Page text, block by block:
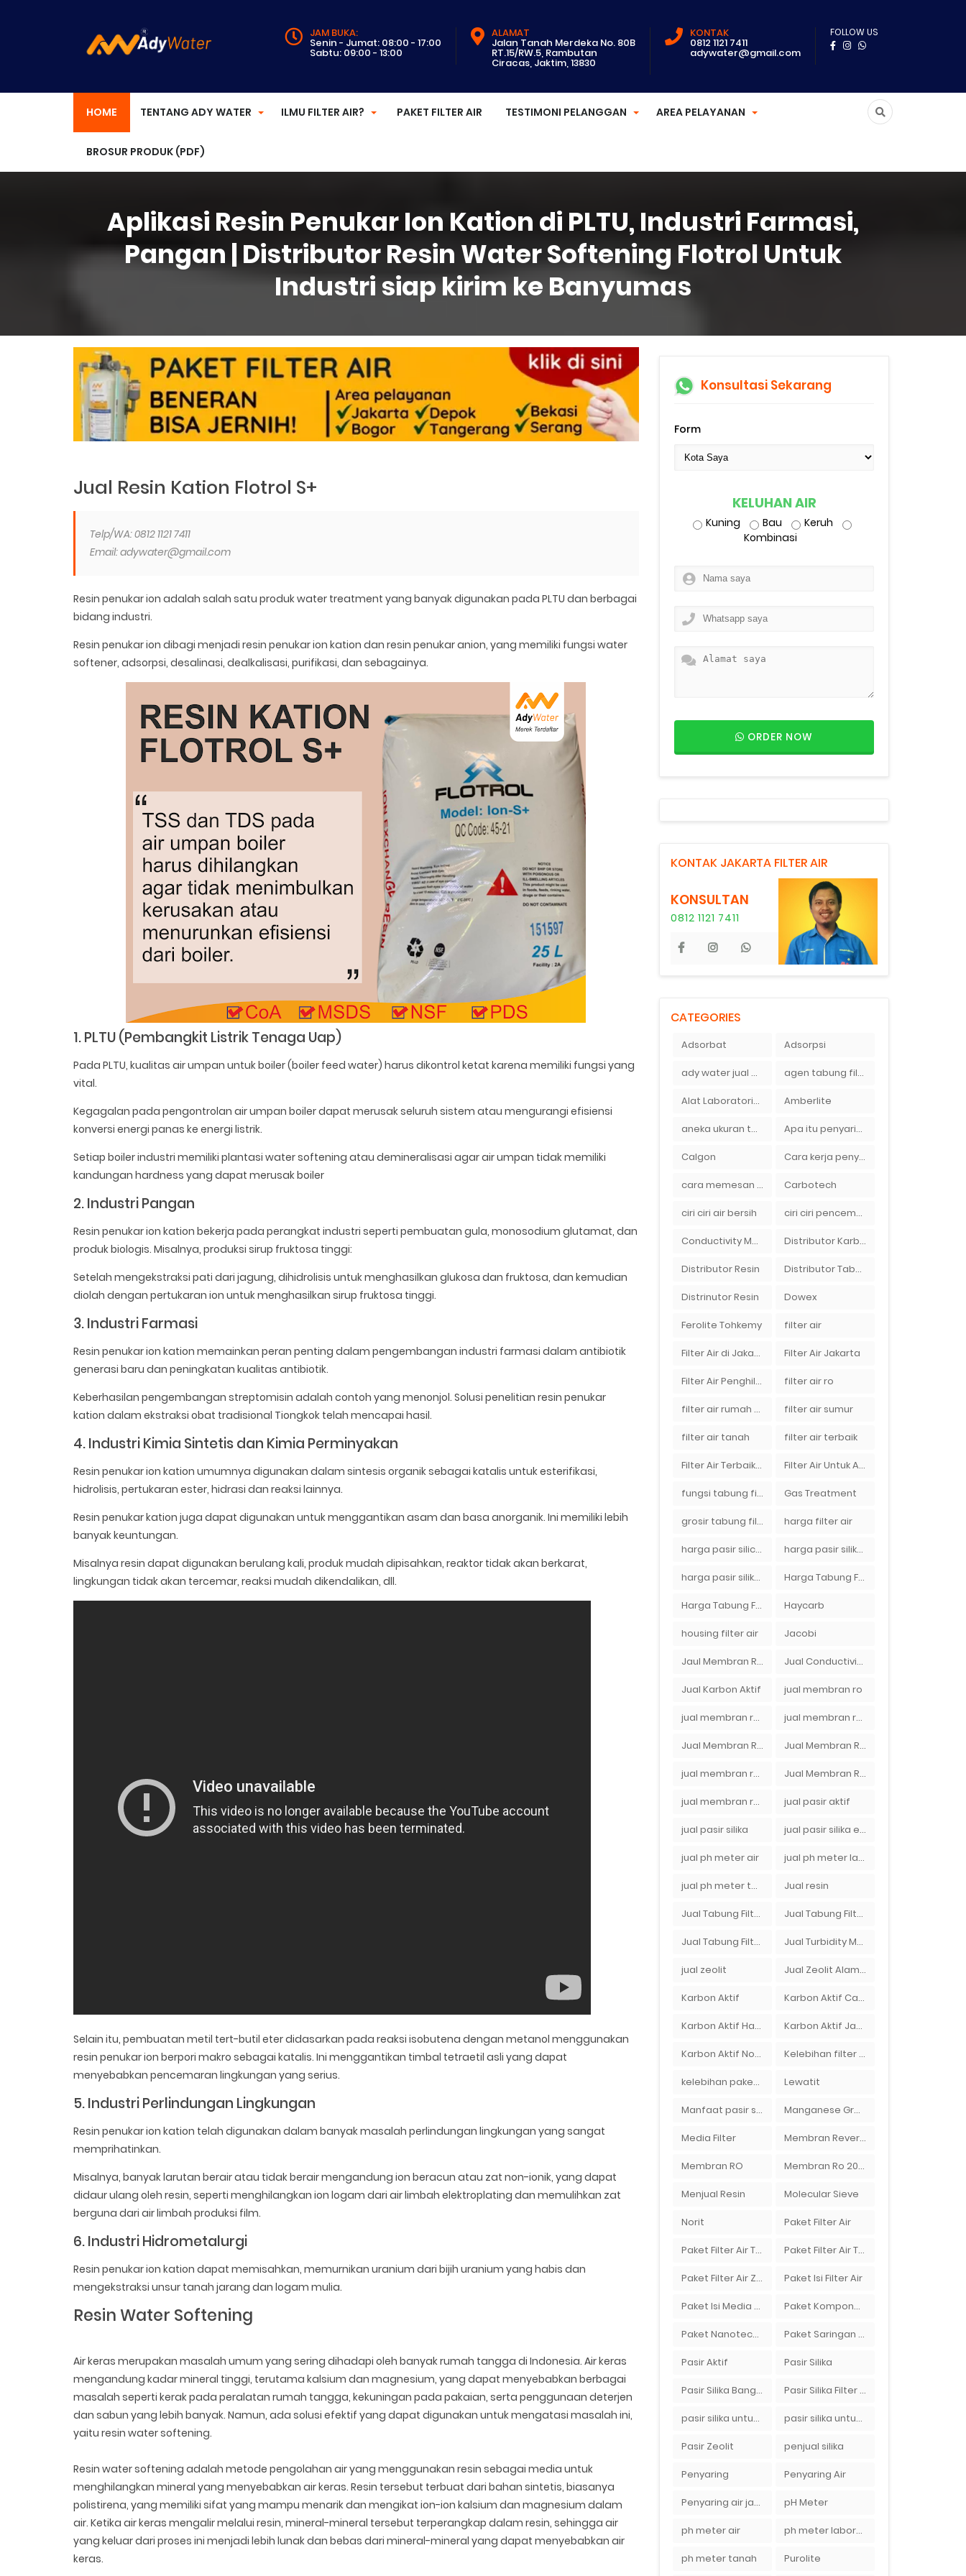
JAM BUKA:
Senin - Jumat: 08:00 - 17:00
Sabtu: 09:00 - 13:00
ALAMAT
Jalan Tanah Merdeka No. 80B
RT.15/RW.5, Rambutan
Ciracas, Jaktim, 13830
KONTAK
0812 1121 7411
adywater@gmail.com
FOLLOW US
HOME TENTANG ADY WATER ILMU FILTER AIR? PAKET FILTER AIR TESTIMONI PELANGGAN AREA PELAYANAN
BROSUR PRODUK (PDF)
Aplikasi Resin Penukar Ion Kation di PLTU, Industri Farmasi,
Pangan | Distributor Resin Water Softening Flotrol Untuk
Industri siap kirim ke Banyumas
Jual Resin Kation Flotrol S+
Telp/WA: 0812 1121 7411
Email: adywater@gmail.com
Resin penukar ion adalah salah satu produk water treatment yang banyak digunakan pada PLTU dan berbagai
bidang industri.
Resin penukar ion dibagi menjadi resin penukar ion kation dan resin penukar anion, yang memiliki fungsi water
softener, adsorpsi, desalinasi, dealkalisasi, purifikasi, dan sebagainya.
1. PLTU (Pembangkit Listrik Tenaga Uap)
Pada PLTU, kualitas air umpan untuk boiler (boiler feed water) harus dikontrol ketat karena memiliki fungsi yang
vital.
Kegagalan pada pengontrolan air umpan boiler dapat merusak seluruh sistem atau mengurangi efisiensi
konversi energi panas ke energi listrik.
Setiap boiler industri memiliki plantasi water softening atau demineralisasi agar air umpan tidak memiliki
kandungan hardness yang dapat merusak boiler
2. Industri Pangan
Resin penukar ion kation bekerja pada perangkat industri seperti pembuatan gula, monosodium glutamat, dan
produk biologis. Misalnya, produksi sirup fruktosa tinggi:
Setelah mengekstraksi pati dari jagung, dihidrolisis untuk menghasilkan glukosa dan fruktosa, dan kemudian
diolah dengan pertukaran ion untuk menghasilkan sirup fruktosa tinggi.
3. Industri Farmasi
Resin penukar ion kation memainkan peran penting dalam pengembangan industri farmasi dalam antibiotik
generasi baru dan peningkatan kualitas antibiotik.
Keberhasilan pengembangan streptomisin adalah contoh yang menonjol. Solusi penelitian resin penukar
kation dalam ekstraksi obat tradisional Tiongkok telah mencapai hasil.
4. Industri Kimia Sintetis dan Kimia Perminyakan
Resin penukar ion kation umumnya digunakan dalam sintesis organik sebagai katalis untuk esterifikasi,
hidrolisis, pertukaran ester, hidrasi dan reaksi lainnya.
Resin penukar kation juga dapat digunakan untuk menggantikan asam dan basa anorganik. Ini memiliki lebih
banyak keuntungan.
Misalnya resin dapat digunakan berulang kali, produk mudah dipisahkan, reaktor tidak akan berkarat,
lingkungan tidak akan tercemar, reaksi mudah dikendalikan, dll.
Selain itu, pembuatan metil tert-butil eter didasarkan pada reaksi isobutena dengan metanol menggunakan
resin penukar ion berpori makro sebagai katalis. Ini menggantikan timbal tetraetil asli yang dapat
menyebabkan pencemaran lingkungan yang serius.
5. Industri Perlindungan Lingkungan
Resin penukar ion kation telah digunakan dalam banyak masalah perlindungan lingkungan yang sangat
memprihatinkan.
Misalnya, banyak larutan berair atau tidak berair mengandung ion beracun atau zat non-ionik, yang dapat
didaur ulang oleh resin, seperti menghilangkan ion logam dari air limbah elektroplating dan memulihkan zat
berguna dari air limbah produksi film.
6. Industri Hidrometalurgi
Resin penukar ion kation dapat memisahkan, memurnikan uranium dari bijih uranium yang habis dan
mengekstraksi unsur tanah jarang dan logam mulia.
Resin Water Softening
Air keras merupakan masalah umum yang sering dihadapi oleh banyak rumah tangga di Indonesia. Air keras
mengandung kadar mineral tinggi, terutama kalsium dan magnesium, yang dapat menyebabkan berbagai
masalah seperti kerak pada peralatan rumah tangga, kekuningan pada pakaian, serta penggunaan deterjen
dan sabun yang lebih banyak. Namun, ada solusi efektif yang dapat digunakan untuk mengatasi masalah ini,
yaitu resin water softening.
Resin water softening adalah metode pengolahan air yang menggunakan resin sebagai media untuk
menghilangkan mineral yang menyebabkan air keras. Resin tersebut terbuat dari bahan sintetis, biasanya
polistirena, yang memiliki sifat yang mampu menarik dan mengikat ion-ion kalsium dan magnesium dalam
air. Ketika air keras mengalir melalui resin, mineral-mineral tersebut terperangkap dalam resin, sehingga air
yang keluar dari proses ini menjadi lebih lunak dan bebas dari mineral-mineral yang dapat menyebabkan air
keras.
Konsultasi Sekarang
Form
KELUHAN AIR
Kuning Bau
Keruh
Kombinasi
ORDER NOW
KONTAK JAKARTA FILTER AIR
KONSULTAN
0812 1121 7411
CATEGORIES
Adsorbat Adsorpsi
ady water jual membran ro 2000 gpd harganya sangat murah agen tabung filter air di bandung
Alat Laboratorium Amberlite
aneka ukuran tabung filter air Apa itu penyaringan air secara umum
Calgon Cara kerja penyaring air Ady Water dengan tabung FRP berisikan lapisan media filter air
cara memesan filter air Ady Wate Carbotech
ciri ciri air bersih ciri ciri pencemaran air sumur bor di rumah
Conductivity Meter Distributor Karbon Aktif
Distributor Resin Distributor Tabung Filter Air FRP1054 di Bandung
Distrinutor Resin Dowex
Ferolite Tohkemy filter air
Filter Air di Jakarta Filter Air Jakarta
Filter Air Penghilang Bau filter air ro
filter air rumah tangga filter air sumur
filter air tanah filter air terbaik
Filter Air Terbaik di Jakarta Filter Air Untuk Aquarium
fungsi tabung filter Gas Treatment
grosir tabung filter air harga filter air
harga pasir silica per ton per kg harga pasir silika per ton per kg
harga pasir silika putih Harga Tabung Filter 1054
Harga Tabung Filter Air Sumur Haycarb
housing filter air Jacobi
Jaul Membran Ro 2000 GPD Harga Murah Jual Conductivity Meter Lutron
Jual Karbon Aktif jual membran ro
jual membran ro 2000 gpd murah jual membran ro di bandung
Jual Membran RO Di Jakarta Selatan Jual Membran RO Di Lampung
jual membran ro di surabaya Jual Membran Ro Murah : 082140002080
jual membran ro murah surabaya jual pasir aktif
jual pasir silika jual pasir silika eceran
jual ph meter air jual ph meter laboratorium
jual ph meter tanah Jual resin
Jual Tabung Filter Air Jual Tabung Filter Air Murah
Jual Tabung Filter Air Surabaya Jual Turbidity Meter Harga Murah Di Sulawesi
jual zeolit Jual Zeolit Alam Murah Di Surabaya
Karbon Aktif Karbon Aktif Calgon
Karbon Aktif Haycarb Karbon Aktif Jacobi
Karbon Aktif Norit Kelebihan filter air Ady Water untuk menyaring air sumur bor di rumah"
kelebihan paket filter air Ady Water Lewatit
Manfaat pasir silika bagi kehidupan Manganese Greensand Plus
Media Filter Membran Reverse Osmosis
Membran RO Membran Ro 2000 GPD
Menjual Resin Molecular Sieve
Norit Paket Filter Air
Paket Filter Air Tanah Paket Filter Air Tinggal Pasang
Paket Filter Air Zat Besi Tinggi Paket Isi Filter Air
Paket Isi Media Filter Air Paket Komponen Bahan Filter Air
Paket Nanotech Filter Air Paket Saringan Filter Air
Pasir Aktif Pasir Silika
Pasir Silika Bangka Pasir Silika Filter Air
pasir silika untuk boiler pasir silika untuk filter air
Pasir Zeolit penjual silika
Penyaring Penyaring Air
Penyaring air jakarta pH Meter
ph meter air ph meter laboratorium
ph meter tanah Purolite